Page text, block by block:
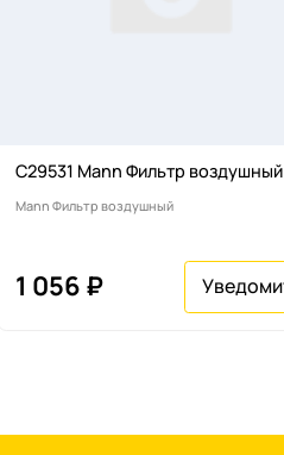
C29531 Mann Фильтр воздушный
Mann Фильтр воздушный
1 056 ₽